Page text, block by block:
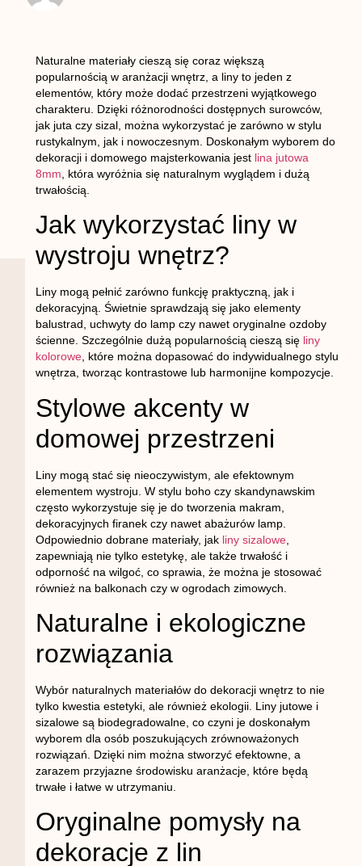
Naturalne materiały cieszą się coraz większą
popularnością w aranżacji wnętrz, a liny to jeden z
elementów, który może dodać przestrzeni wyjątkowego
charakteru. Dzięki różnorodności dostępnych surowców,
jak juta czy sizal, można wykorzystać je zarówno w stylu
rustykalnym, jak i nowoczesnym. Doskonałym wyborem do
dekoracji i domowego majsterkowania jest lina jutowa
8mm , która wyróżnia się naturalnym wyglądem i dużą
trwałością.
Jak wykorzystać liny w
wystroju wnętrz?
Liny mogą pełnić zarówno funkcję praktyczną, jak i
dekoracyjną. Świetnie sprawdzają się jako elementy
balustrad, uchwyty do lamp czy nawet oryginalne ozdoby
ścienne. Szczególnie dużą popularnością cieszą się liny
kolorowe, które można dopasować do indywidualnego stylu
wnętrza, tworząc kontrastowe lub harmonijne kompozycje.
Stylowe akcenty w
domowej przestrzeni
Liny mogą stać się nieoczywistym, ale efektownym
elementem wystroju. W stylu boho czy skandynawskim
często wykorzystuje się je do tworzenia makram,
dekoracyjnych firanek czy nawet abażurów lamp.
Odpowiednio dobrane materiały, jak liny sizalowe,
zapewniają nie tylko estetykę, ale także trwałość i
odporność na wilgoć, co sprawia, że można je stosować
również na balkonach czy w ogrodach zimowych.
Naturalne i ekologiczne
rozwiązania
Wybór naturalnych materiałów do dekoracji wnętrz to nie
tylko kwestia estetyki, ale również ekologii. Liny jutowe i
sizalowe są biodegradowalne, co czyni je doskonałym
wyborem dla osób poszukujących zrównoważonych
rozwiązań. Dzięki nim można stworzyć efektowne, a
zarazem przyjazne środowisku aranżacje, które będą
trwałe i łatwe w utrzymaniu.
Oryginalne pomysły na
dekoracje z lin